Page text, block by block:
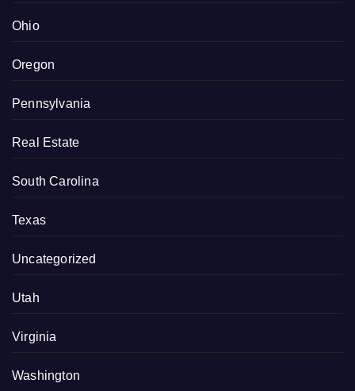
Ohio
Oregon
Pennsylvania
Real Estate
South Carolina
Texas
Uncategorized
Utah
Virginia
Washington